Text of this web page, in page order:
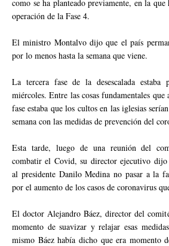
como se ha planteado previamente, en la que
operación de la Fase 4.
El ministro Montalvo dijo que el país
por lo menos hasta la semana que viene.
La tercera fase de la desescalada estaba
miércoles. Entre las cosas fundamentales que
fase estaba que los cultos en las iglesias
semana con las medidas de prevención del
Esta tarde, luego de una reunión del
combatir el Covid, su director ejecutivo dijo
al presidente Danilo Medina no pasar a la
por el aumento de los casos de coronavirus
El doctor Alejandro Báez, director del
momento de suavizar y relajar esas
mismo Báez había dicho que era momento